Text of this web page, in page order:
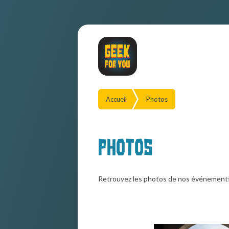
Accueil Photos
Photos
Retrouvez les photos de nos